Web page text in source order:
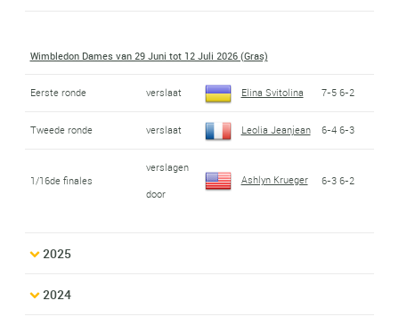
Wimbledon Dames van 29 Juni tot 12 Juli 2026 (Gras)
Eerste ronde verslaat Elina Svitolina 7-5 6-2
Tweede ronde verslaat Leolia Jeanjean 6-4 6-3
1/16de finales
verslagen
door
Ashlyn Krueger 6-3 6-2
2025
2024